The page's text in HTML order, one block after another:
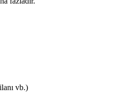
vb.)